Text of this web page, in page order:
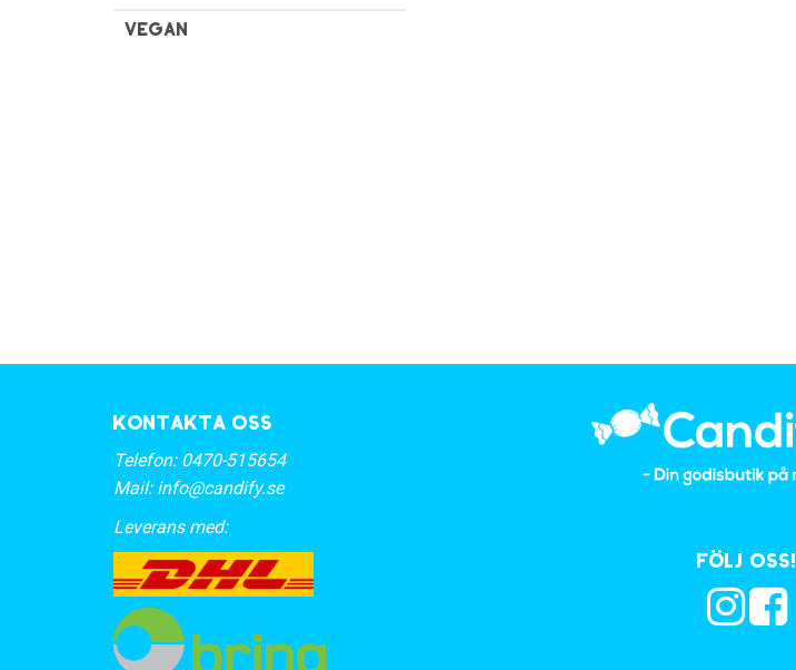
Vegan
Kontakta oss
Telefon: 0470-515654
Mail: info@candify.se
Leverans med:
Följ oss!